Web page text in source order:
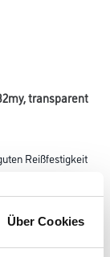
Über Cookies
transparent
Reißfestigkeit